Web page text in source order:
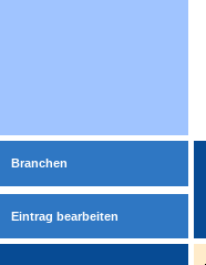
Branchen
Eintrag bearbeiten